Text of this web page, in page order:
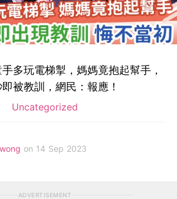
手多玩電梯掣，媽媽竟抱起幫手，
被教訓，網民：報應！
Uncategorized
on 14 Sep 2023
ADVERTISEMENT